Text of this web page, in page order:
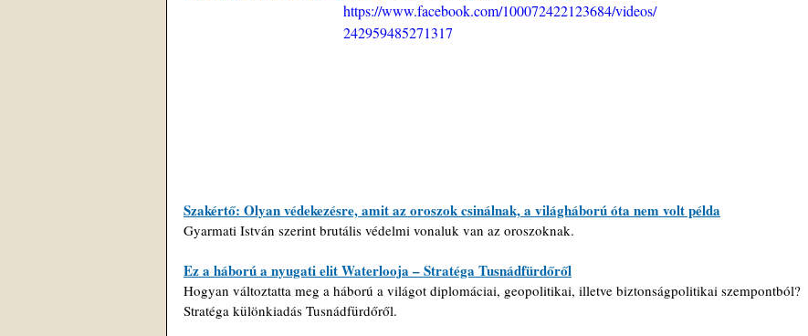
https://www.facebook.com/100072422123684/videos/
242959485271317
Szakértő: Olyan védekezésre, amit az oroszok csinálnak, a világháború óta nem volt példa
Gyarmati István szerint brutális védelmi vonaluk van az oroszoknak.
Ez a háború a nyugati elit Waterlooja – Stratéga Tusnádfürdőről
Hogyan változtatta meg a háború a világot diplomáciai, geopolitikai, illetve biztonságpolitikai szempontból?
Stratéga különkiadás Tusnádfürdőről.